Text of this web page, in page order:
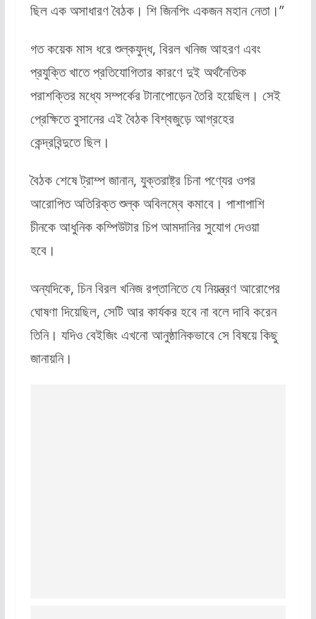
ছিল এক অসাধারণ বৈঠক। শি জিনপিং একজন মহান নেতা।”
গত কয়েক মাস ধরে শুল্কযুদ্ধ, বিরল খনিজ আহরণ এবং
প্রযুক্তি খাতে প্রতিযোগিতার কারণে দুই অর্থনৈতিক
পরাশক্তির মধ্যে সম্পর্কের টানাপোড়েন তৈরি হয়েছিল। সেই
প্রেক্ষিতে বুসানের এই বৈঠক বিশ্বজুড়ে আগ্রহের
কেন্দ্রবিন্দুতে ছিল।
বৈঠক শেষে ট্রাম্প জানান, যুক্তরাষ্ট্র চিনা পণ্যের ওপর
আরোপিত অতিরিক্ত শুল্ক অবিলম্বে কমাবে। পাশাপাশি
চীনকে আধুনিক কম্পিউটার চিপ আমদানির সুযোগ দেওয়া
হবে।
অন্যদিকে, চিন বিরল খনিজ রপ্তানিতে যে নিয়ন্ত্রণ আরোপের
ঘোষণা দিয়েছিল, সেটি আর কার্যকর হবে না বলে দাবি করেন
তিনি। যদিও বেইজিং এখনো আনুষ্ঠানিকভাবে সে বিষয়ে কিছু
জানায়নি।